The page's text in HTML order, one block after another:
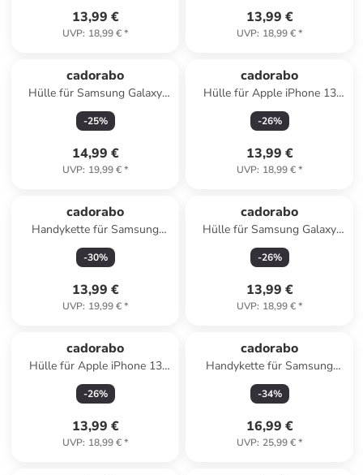
13,99 €
UVP: 18,99 €*
13,99 €
UVP: 18,99 €*
cadorabo
Hülle für Samsung Galaxy
S25 Ultra Blumen Design in
Floral Türkis
-25%
14,99 €
UVP: 19,99 €*
cadorabo
Hülle für Apple iPhone 13
PRO MAX Glitzer Schutzhülle
in Lila
-26%
13,99 €
UVP: 18,99 €*
cadorabo
Handykette für Samsung
Galaxy A52 (4G / 5G) / A52s
Hülle in LIQUID HELL GRÜN
-30%
13,99 €
UVP: 19,99 €*
cadorabo
Hülle für Samsung Galaxy
S25 Glitzer Schutzhülle in
Schwarz
-26%
13,99 €
UVP: 18,99 €*
cadorabo
Hülle für Apple iPhone 13
PRO MAX Glitzer Schutzhülle
in Grau
-26%
13,99 €
UVP: 18,99 €*
cadorabo
Handykette für Samsung
Galaxy S20 ULTRA Hülle in
BLAU ROT WEIß
-34%
16,99 €
UVP: 25,99 €*